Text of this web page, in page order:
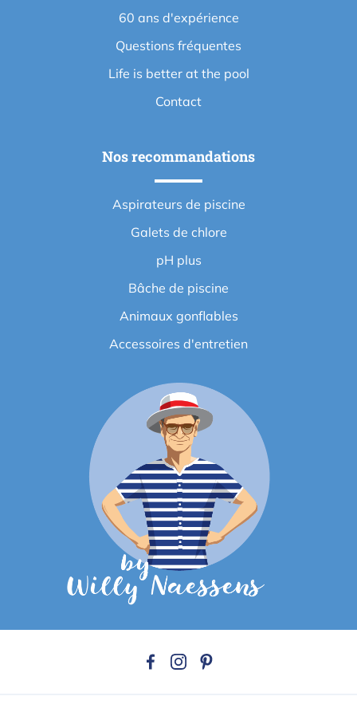
60 ans d'expérience
Questions fréquentes
Life is better at the pool
Contact
Nos recommandations
Aspirateurs de piscine
Galets de chlore
pH plus
Bâche de piscine
Animaux gonflables
Accessoires d'entretien